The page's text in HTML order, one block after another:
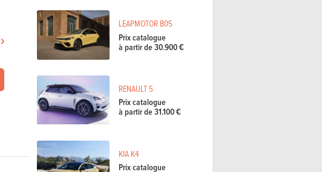
LEAPMOTOR B05
Prix catalogue
à partir de 30.900 €
RENAULT 5
Prix catalogue
à partir de 31.100 €
KIA K4
Prix catalogue